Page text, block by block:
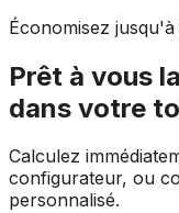
Économisez
Prêt à vous
dans votre
Calculez
configurateur, ou
personnalisé.